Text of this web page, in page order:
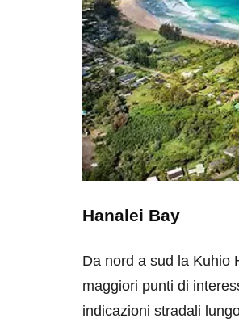
Hanalei Bay
Da nord a sud la Kuhio
maggiori punti di
indicazioni stradali